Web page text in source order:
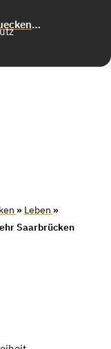
http://www.feuerwehr-saarbruecken.de
» Leben »
Saarbrücken